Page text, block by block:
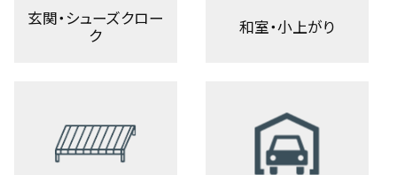
玄関・シューズクロー
ク
和室・小上がり